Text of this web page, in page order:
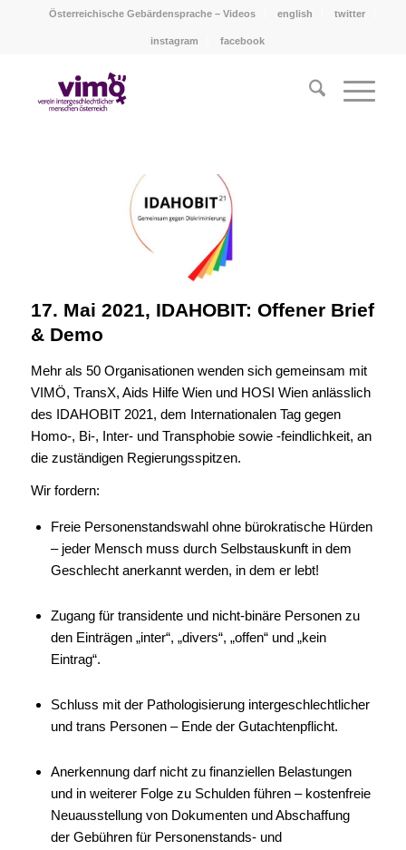
Österreichische Gebärdensprache – Videos english twitter
instagram facebook
17. Mai 2021, IDAHOBIT: Offener Brief
& Demo
Mehr als 50 Organisationen wenden sich gemeinsam mit
VIMÖ, TransX, Aids Hilfe Wien und HOSI Wien anlässlich
des IDAHOBIT 2021, dem Internationalen Tag gegen
Homo-, Bi-, Inter- und Transphobie sowie -feindlichkeit, an
die zuständigen Regierungsspitzen.
Wir fordern:
Freie Personenstandswahl ohne bürokratische Hürden
– jeder Mensch muss durch Selbstauskunft in dem
Geschlecht anerkannt werden, in dem er lebt!
Zugang für transidente und nicht-binäre Personen zu
den Einträgen „inter“, „divers“, „offen“ und „kein
Eintrag“.
Schluss mit der Pathologisierung intergeschlechtlicher
und trans Personen – Ende der Gutachtenpflicht.
Anerkennung darf nicht zu finanziellen Belastungen
und in weiterer Folge zu Schulden führen – kostenfreie
Neuausstellung von Dokumenten und Abschaffung
der Gebühren für Personenstands- und